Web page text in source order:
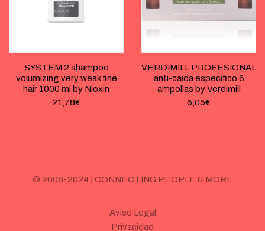
SYSTEM 2 shampoo
volumizing very weak fine
hair 1000 ml by Nioxin
21,78€
VERDIMILL PROFESIONAL
anti-caida especifico 6
ampollas by Verdimill
6,05€
© 2008-2024 | CONNECTING PEOPLE & MORE
Aviso Legal
Privacidad